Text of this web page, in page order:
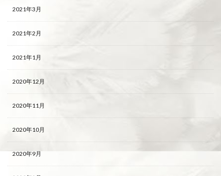
2021年3月
2021年2月
2021年1月
2020年12月
2020年11月
2020年10月
2020年9月